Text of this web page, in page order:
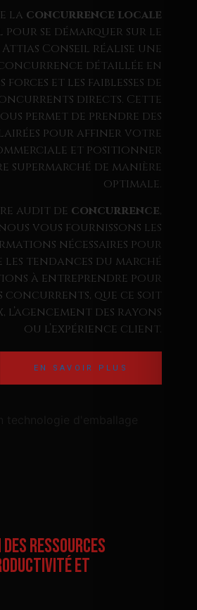
la concurrence locale
se démarquer sur le
Attias Conseil réalise une
détaillée en
et les faiblesses de
directs. Cette
permet de prendre des
pour affiner votre
et positionner
supermarché de manière
optimale.
audit de concurrence,
vous fournissons les
nécessaires pour
les tendances du marché
à entreprendre pour
concurrents, que ce soit
l’agencement des rayons
ou l’expérience client.
EN SAVOIR PLUS
Ressources
et